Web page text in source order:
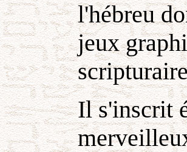
l'hébreu
jeux
Il s'inscrit